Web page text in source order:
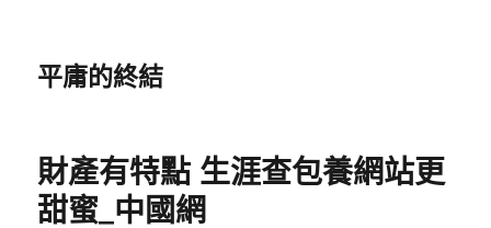
平庸的終結
財產有特點 生涯查包養網站更
甜蜜_中國網